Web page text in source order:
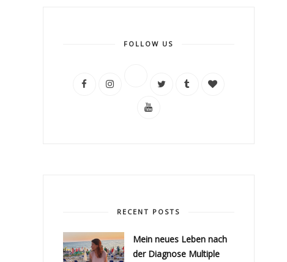
FOLLOW US
RECENT POSTS
Mein neues Leben nach
der Diagnose Multiple